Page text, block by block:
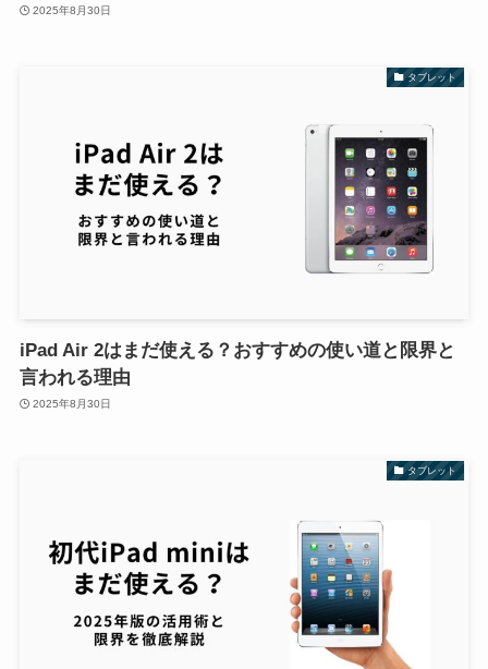
2025年8月30日
タブレット
iPad Air 2はまだ使える？おすすめの使い道と限界と
言われる理由
2025年8月30日
タブレット